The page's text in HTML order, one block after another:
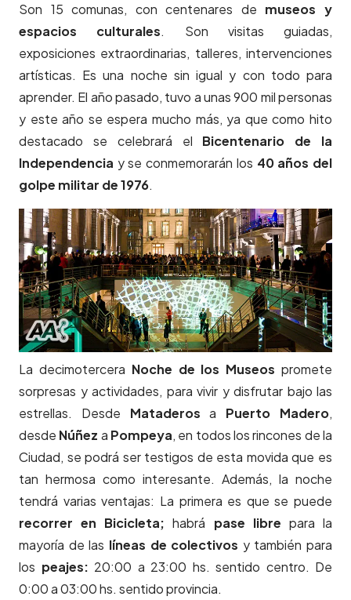
Son 15 comunas, con centenares de museos y
espacios culturales. Son visitas guiadas,
exposiciones extraordinarias, talleres, intervenciones
artísticas. Es una noche sin igual y con todo para
aprender. El año pasado, tuvo a unas 900 mil personas
y este año se espera mucho más, ya que como hito
destacado se celebrará el Bicentenario de la
Independencia y se conmemorarán los 40 años del
golpe militar de 1976.
La decimotercera Noche de los Museos promete
sorpresas y actividades, para vivir y disfrutar bajo las
estrellas. Desde Mataderos a Puerto Madero,
desde Núñez a Pompeya, en todos los rincones de la
Ciudad, se podrá ser testigos de esta movida que es
tan hermosa como interesante. Además, la noche
tendrá varias ventajas: La primera es que se puede
recorrer en Bicicleta;habrá pase libre para la
mayoría de las líneas de colectivos y también para
los peajes: 20:00 a 23:00 hs. sentido centro. De
0:00 a 03:00 hs. sentido provincia.